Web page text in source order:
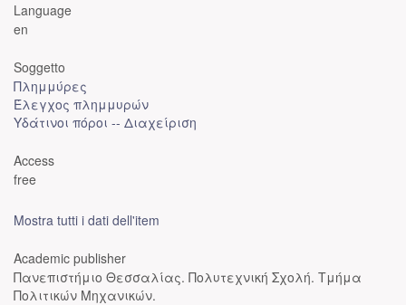
Language
en
Soggetto
Πλημμύρες
Έλεγχος πλημμυρών
Υδάτινοι πόροι -- Διαχείριση
Access
free
Mostra tutti i dati dell'item
Academic publisher
Πανεπιστήμιο Θεσσαλίας. Πολυτεχνική Σχολή. Τμήμα
Πολιτικών Μηχανικών.